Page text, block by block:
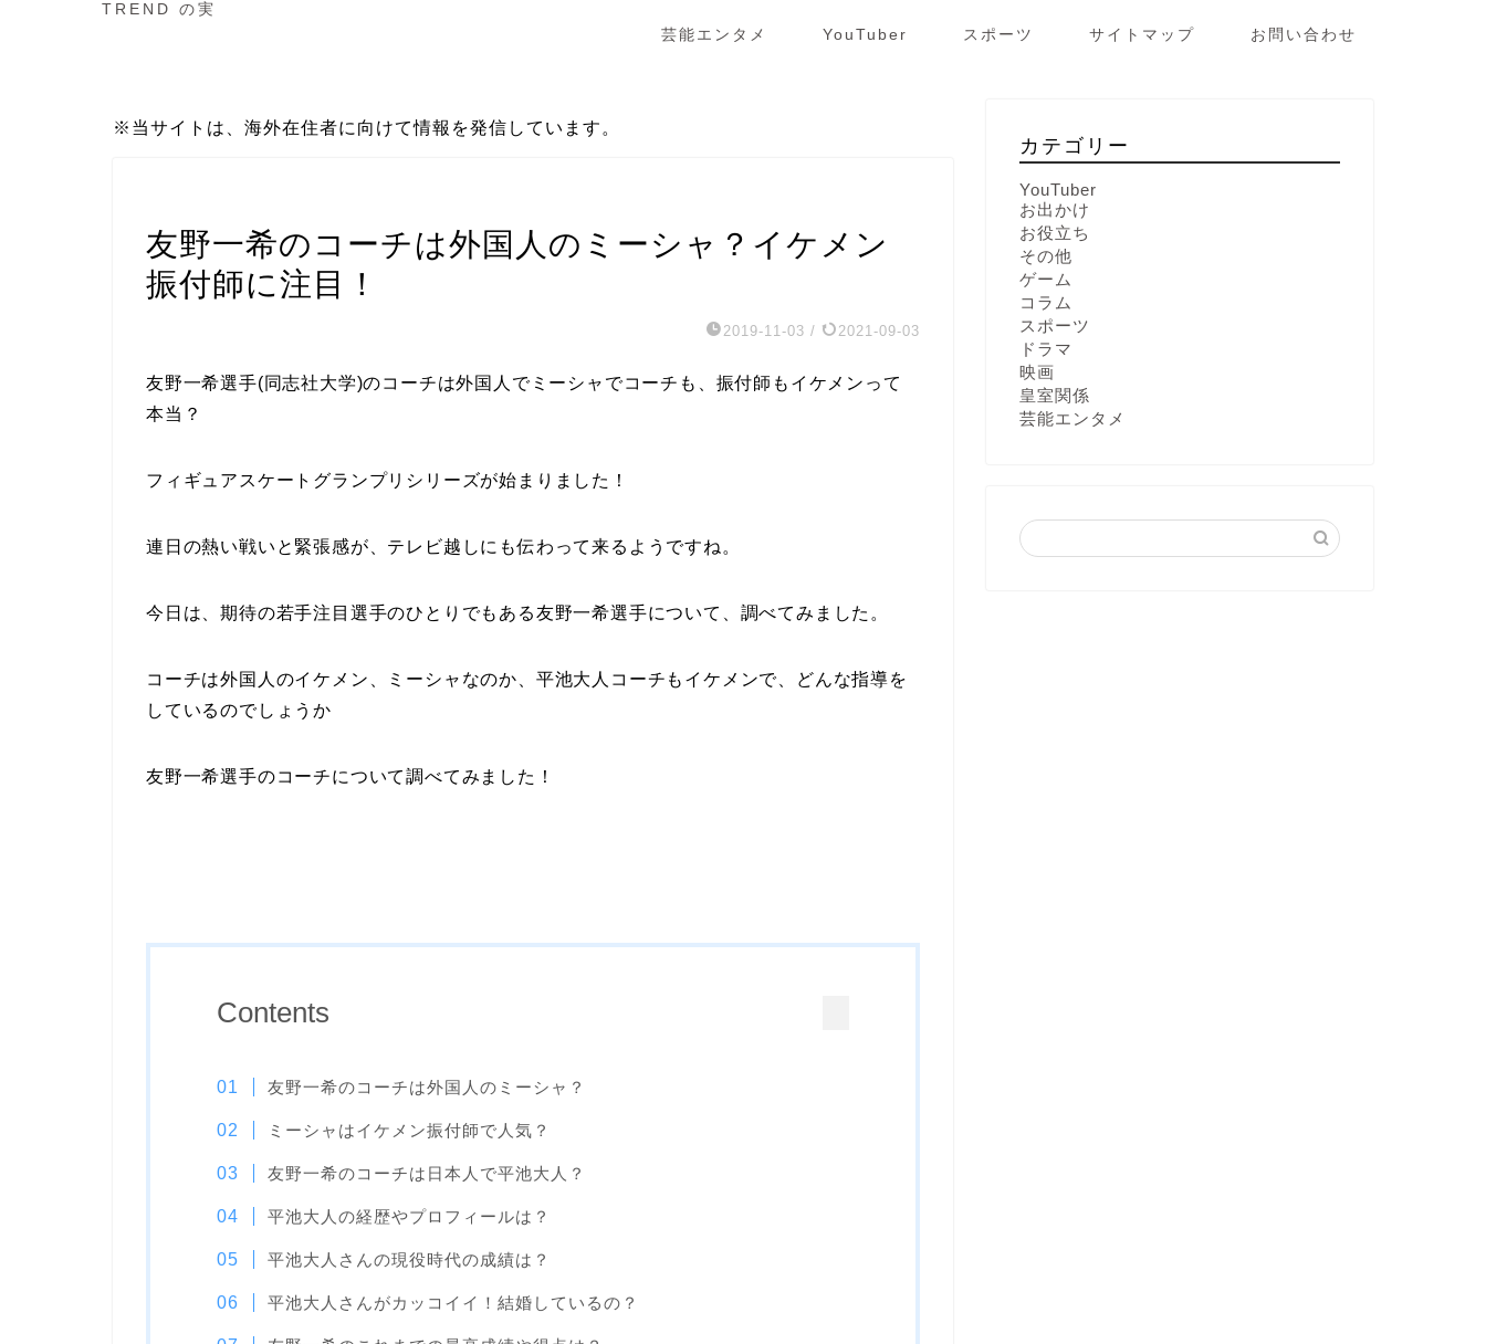
TREND の実
芸能エンタメ YouTuber スポーツ サイトマップ お問い合わせ
※当サイトは、海外在住者に向けて情報を発信しています。
友野一希のコーチは外国人のミーシャ？イケメン
振付師に注目！
2019-11-03 / 2021-09-03
友野一希選手(同志社大学)のコーチは外国人でミーシャでコーチも、振付師もイケメンって
本当？
フィギュアスケートグランプリシリーズが始まりました！
連日の熱い戦いと緊張感が、テレビ越しにも伝わって来るようですね。
今日は、期待の若手注目選手のひとりでもある友野一希選手について、調べてみました。
コーチは外国人のイケメン、ミーシャなのか、平池大人コーチもイケメンで、どんな指導を
しているのでしょうか
友野一希選手のコーチについて調べてみました！
Contents
友野一希のコーチは外国人のミーシャ？
ミーシャはイケメン振付師で人気？
友野一希のコーチは日本人で平池大人？
平池大人の経歴やプロフィールは？
平池大人さんの現役時代の成績は？
平池大人さんがカッコイイ！結婚しているの？
カテゴリー
YouTuber
お出かけ
お役立ち
その他
ゲーム
コラム
スポーツ
ドラマ
映画
皇室関係
芸能エンタメ